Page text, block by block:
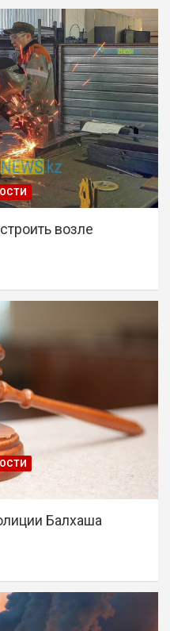
возле
Балхаша